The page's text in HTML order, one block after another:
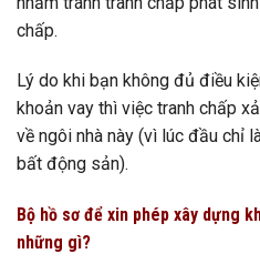
chấp.
Lý do khi bạn không đủ điều
khoản vay thì việc tranh chấp
về ngôi nhà này (vì lúc đầu chỉ
bất động sản).
Bộ hồ sơ để xin phép xây dựng
những gì?